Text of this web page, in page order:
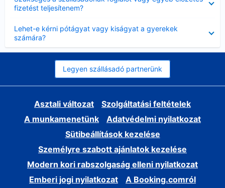
fizetést teljesítenem?
Lehet-e kérni pótágyat vagy kiságyat a gyerekek
számára?
Legyen szállásadó partnerünk
Asztali változat
Szolgáltatási feltételek
A munkamenetünk
Adatvédelmi nyilatkozat
Sütibeállítások kezelése
Személyre szabott ajánlatok kezelése
Modern kori rabszolgaság elleni nyilatkozat
Emberi jogi nyilatkozat
A Booking.comról